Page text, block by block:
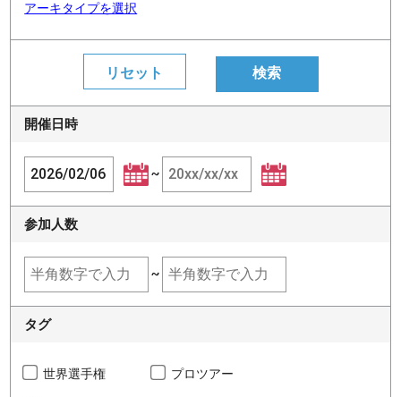
アーキタイプを選択
開催日時
~
参加人数
~
タグ
世界選手権 プロツアー